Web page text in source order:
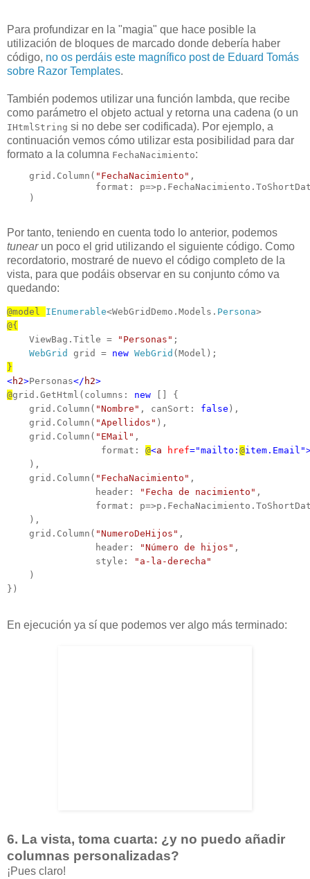
Para profundizar en la "magia" que hace posible la
utilización de bloques de marcado donde debería haber
código, no os perdáis este magnífico post de Eduard Tomás
sobre Razor Templates.
También podemos utilizar una función lambda, que recibe
como parámetro el objeto actual y retorna una cadena (o un
IHtmlString si no debe ser codificada). Por ejemplo, a
continuación vemos cómo utilizar esta posibilidad para dar
formato a la columna FechaNacimiento:
grid.Column( "FechaNacimiento" ,
format:
)
Por tanto, teniendo en cuenta todo lo anterior, podemos
tunearun poco el grid utilizando el siguiente código. Como
recordatorio, mostraré de nuevo el código completo de la
vista, para que podáis observar en su conjunto cómo va
quedando:
@model IEnumerable<WebGridDemo.Models. Persona
@{
ViewBag.Title =
"Personas" ;
WebGrid
grid = new WebGrid
}
<h2>Personas</ h2>
@grid.GetHtml(columns: new [] {
grid.Column( "Nombre" , canSort: false ),
grid.Column( "Apellidos" ),
grid.Column( "EMail" ,
format: @<a href="mailto: @
),
grid.Column( "FechaNacimiento" ,
header:
"Fecha de nacimiento" ,
format:
),
grid.Column( "NumeroDeHijos" ,
header:
"Número de hijos" ,
style:
"a-la-derecha"
)
})
En ejecución ya sí que podemos ver algo más terminado:
6. La vista, toma cuarta: ¿y no puedo añadir
columnas personalizadas?
¡Pues claro!